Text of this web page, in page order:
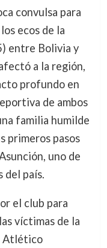
convulsa para
ecos de la
entre Bolivia y
a la región,
profundo en
de ambos
familia humilde
primeros pasos
uno de
del país.
el club para
víctimas de la
Atlético